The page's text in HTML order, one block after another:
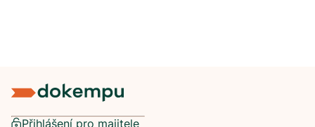
Přihlášení pro majitele